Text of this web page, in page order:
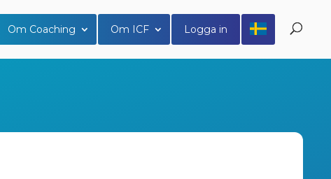
Om Coaching Om ICF Logga in